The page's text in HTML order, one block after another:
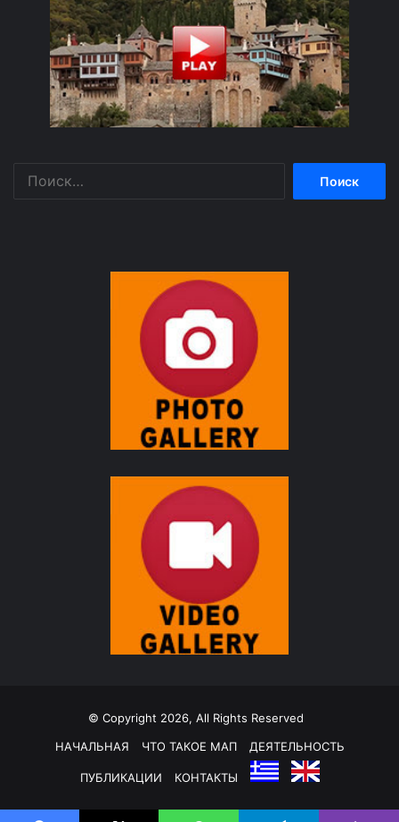
© Copyright 2026, All Rights Reserved
НАЧАЛЬНАЯ
ЧТО ТАКОЕ МАП ДЕЯТЕЛЬНОСТЬ
ПУБЛИКАЦИИ КОНТАКТЫ